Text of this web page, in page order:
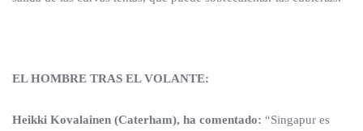
EL HOMBRE TRAS EL VOLANTE:
Heikki Kovalainen (Caterham), ha comentado: “Singapur es